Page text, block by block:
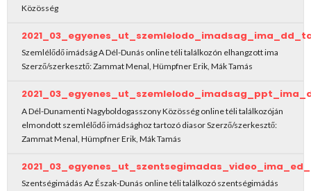
Közösség
Szemlélődő imádság A Dél-Dunás online téli találkozón elhangzott ima
Szerző/szerkesztő: Zammat Menal, Hümpfner Erik, Mák Tamás
A Dél-Dunamenti Nagyboldogasszony Közösség online téli találkozóján
elmondott szemlélődő imádsághoz tartozó diasor Szerző/szerkesztő:
Zammat Menal, Hümpfner Erik, Mák Tamás
Szentségimádás Az Észak-Dunás online téli találkozó szentségimádás